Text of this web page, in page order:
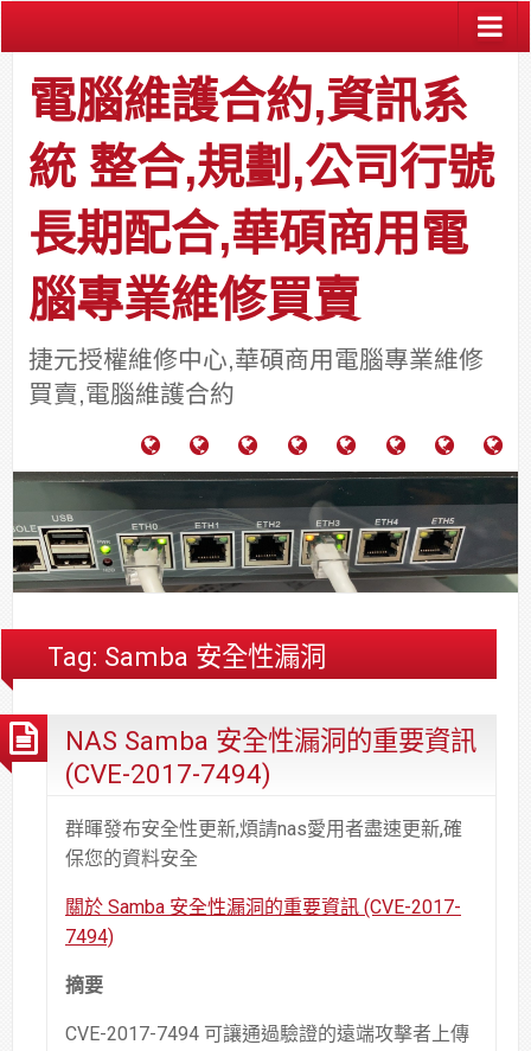
電腦維護合約,資訊系
統 整合,規劃,公司行號
長期配合,華碩商用電
腦專業維修買賣
捷元授權維修中心,華碩商用電腦專業維修
買賣,電腦維護合約
腦
護
合
約
功
例
分
享
於
力
通
通
報
關
系
統
視
系
統
安
修,
價
舍
網
路/
大
樓
公
網
決
中
料
件
區
團
法
台
中
Tag: Samba 安全性漏洞
NAS Samba 安全性漏洞的重要資訊
(CVE-2017-7494)
群暉發布安全性更新,煩請nas愛用者盡速更新,確
保您的資料安全
關於 Samba 安全性漏洞的重要資訊 (CVE-2017-
7494)
摘要
CVE-2017-7494 可讓通過驗證的遠端攻擊者上傳